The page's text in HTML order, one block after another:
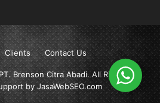
Clients Contact Us
Brenson Citra Abadi. All Rights
by JasaWebSEO.com